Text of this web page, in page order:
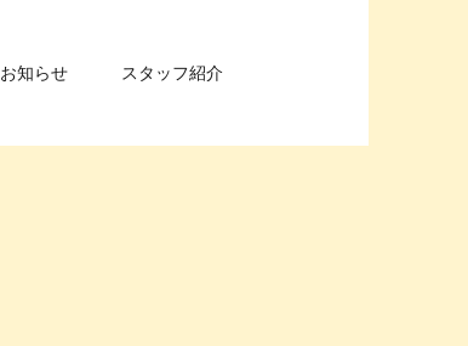
お知らせ スタッフ紹介